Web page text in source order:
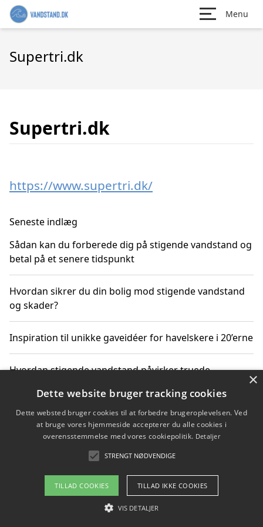
Menu
Supertri.dk
Supertri.dk
https://www.supertri.dk/
Seneste indlæg
Sådan kan du forberede dig på stigende vandstand og
betal på et senere tidspunkt
Hvordan sikrer du din bolig mod stigende vandstand
og skader?
Inspiration til unikke gaveidéer for havelskere i 20’erne
Hvordan stigende vandstand påvirker truede
Sådan vælger du de bedste vandrerygsække til
vandreture i Danmark
Copyright 2026 - Pilanto Aps
Om / kontakt
×
Dette website bruger tracking cookies
Dette websted bruger cookies til at forbedre brugeroplevelsen. Ved
at bruge vores hjemmeside accepterer du alle cookies i
overensstemmelse med vores cookiepolitik. Detaljer
STRENGT NØDVENDIGE
TILLAD COOKIES TILLAD IKKE COOKIES
VIS DETALJER